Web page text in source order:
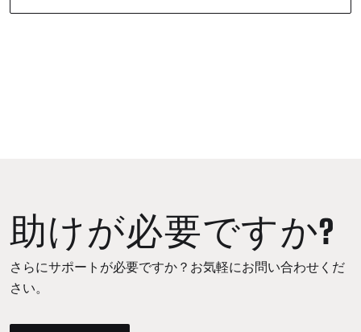
助けが必要ですか?
さらにサポートが必要ですか？お気軽にお問い合わせくだ
さい。